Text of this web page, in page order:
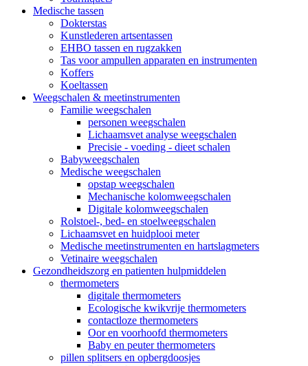
Medische tassen
Dokterstas
Kunstlederen artsentassen
EHBO tassen en rugzakken
Tas voor ampullen apparaten en instrumenten
Koffers
Koeltassen
Weegschalen & meetinstrumenten
Familie weegschalen
personen weegschalen
Lichaamsvet analyse weegschalen
Precisie - voeding - dieet schalen
Babyweegschalen
Medische weegschalen
opstap weegschalen
Mechanische kolomweegschalen
Digitale kolomweegschalen
Rolstoel-, bed- en stoelweegschalen
Lichaamsvet en huidplooi meter
Medische meetinstrumenten en hartslagmeters
Vetinaire weegschalen
Gezondheidszorg en patienten hulpmiddelen
thermometers
digitale thermometers
Ecologische kwikvrije thermometers
contactloze thermometers
Oor en voorhoofd thermometers
Baby en peuter thermometers
pillen splitsers en opbergdoosjes